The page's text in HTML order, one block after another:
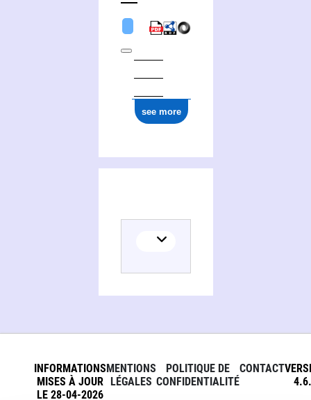
see more
INFORMATIONS
MISES À JOUR
LE 28-04-2026
MENTIONS
LÉGALES
POLITIQUE DE
CONFIDENTIALITÉ
CONTACT